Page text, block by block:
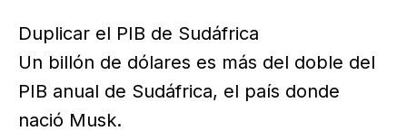
Duplicar el PIB de Sudáfrica
Un billón de dólares es más del doble del
PIB anual de Sudáfrica, el país donde
nació Musk.